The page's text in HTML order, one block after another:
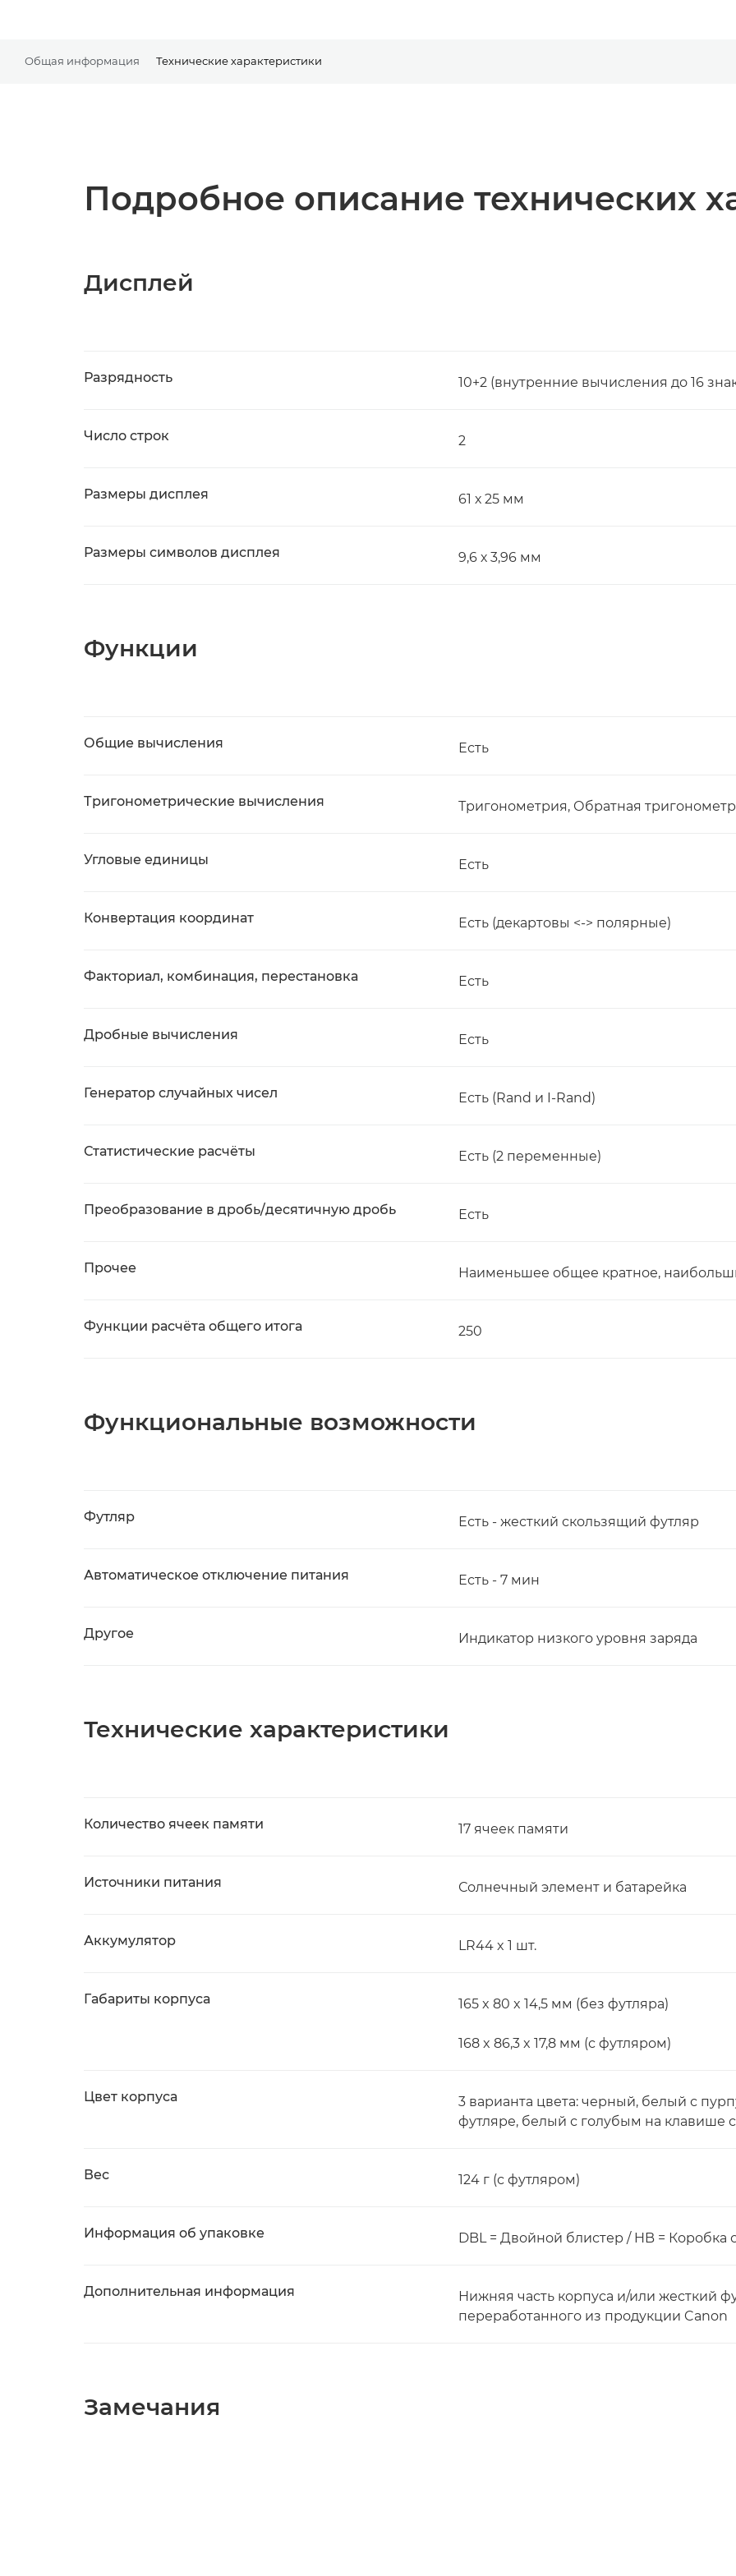
Общая информация Технические характеристики
Подробное описание технических
Дисплей
Разрядность 10+2 (внутренние вычисления до 16
Число строк 2
Размеры дисплея 61 х 25 мм
Размеры символов дисплея 9,6 х 3,96 мм
Функции
Общие вычисления Есть
Тригонометрические вычисления Тригонометрия, Обратная
Угловые единицы Есть
Конвертация координат Есть (декартовы <-> полярные)
Факториал, комбинация, перестановка Есть
Дробные вычисления Есть
Генератор случайных чисел Есть (Rand и I-Rand)
Статистические расчёты Есть (2 переменные)
Преобразование в дробь/десятичную дробь Есть
Прочее Наименьшее общее кратное,
Функции расчёта общего итога 250
Функциональные возможности
Футляр Есть - жесткий скользящий футляр
Автоматическое отключение питания Есть - 7 мин
Другое Индикатор низкого уровня заряда
Технические характеристики
Количество ячеек памяти 17 ячеек памяти
Источники питания Солнечный элемент и батарейка
Аккумулятор LR44 x 1 шт.
Габариты корпуса 165 x 80 x 14,5 мм (без футляра)
168 x 86,3 x 17,8 мм (с футляром)
Цвет корпуса
3 варианта цвета: черный, белый с
футляре, белый с голубым на клавише
Вес 124 г (с футляром)
Информация об упаковке DBL = Двойной блистер / HB = Коробка
Дополнительная информация
Нижняя часть корпуса и/или жесткий
переработанного из продукции Canon
Замечания